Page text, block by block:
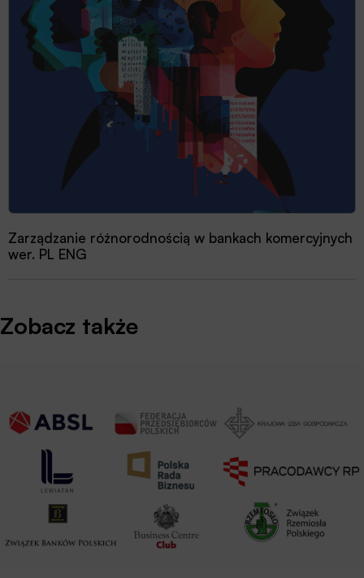
Zarządzanie różnorodnością w bankach komercyjnych
wer. PL ENG
Zobacz także